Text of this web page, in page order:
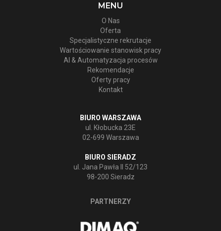
MENU
O Nas
Oferta
Specjalistyczne rekrutacje
Wartościowanie stanowisk pracy
AI & Automatyzacja procesów
Rekomendacje
Oferty pracy
Kontakt
BIURO WARSZAWA
ul. Kłobucka 23E
02-699 Warszawa
BIURO SIERADZ
ul. Jana Pawła II 52/123
98-200 Sieradz
PARTNERZY